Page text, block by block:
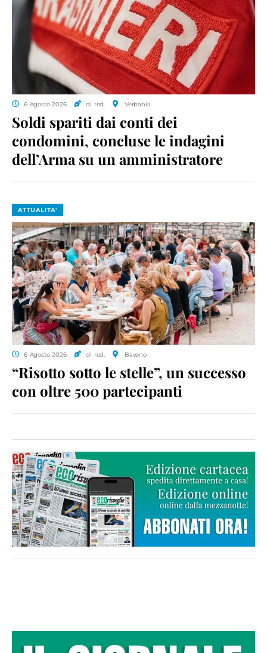
6 Agosto 2026 di red. Verbania
Soldi spariti dai conti dei
condomini, concluse le indagini
dell’Arma su un amministratore
ATTUALITA'
6 Agosto 2026 di red. Baveno
“Risotto sotto le stelle”, un successo
con oltre 500 partecipanti